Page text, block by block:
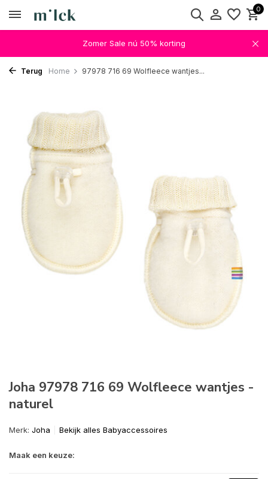
0
Zomer Sale nú 50% korting
Terug Home 97978 716 69 Wolfleece wantjes...
Joha 97978 716 69 Wolfleece wantjes -
naturel
Merk: Joha Bekijk alles Babyaccessoires
Maak een keuze: